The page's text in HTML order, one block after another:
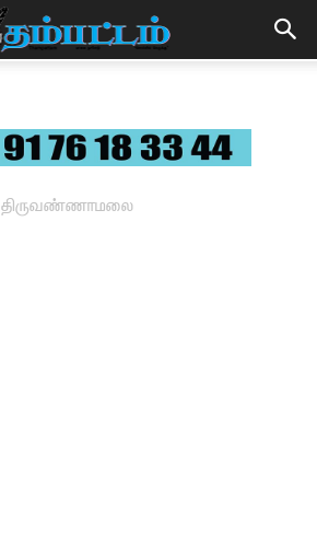
திருவண்ணாமலை